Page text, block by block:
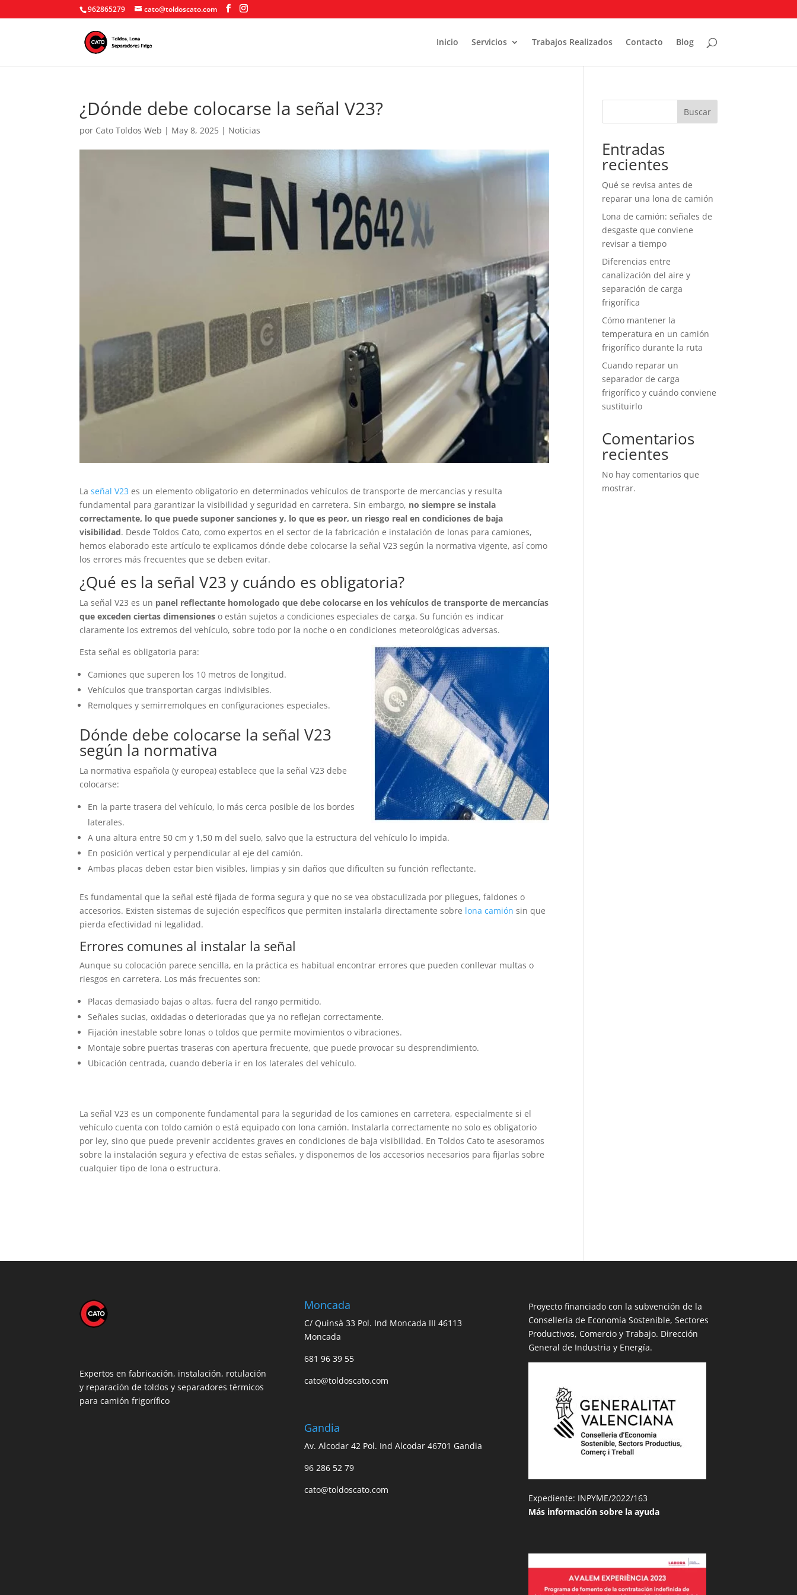
962865279 cato@toldoscato.com
Inicio Servicios Trabajos Realizados Contacto Blog
¿Dónde debe colocarse la señal V23?
por Cato Toldos Web | May 8, 2025 | Noticias
Laseñal V23 es un elemento obligatorio en determinados vehículos de transporte de mercancías y resulta
fundamental para garantizar la visibilidad y seguridad en carretera. Sin embargo, no siempre se instala
correctamente, lo que puede suponer sanciones y, lo que es peor, un riesgo real en condiciones de baja
visibilidad. Desde Toldos Cato, como expertos en el sector de la fabricación e instalación de lonas para camiones,
hemos elaborado este artículo te explicamos dónde debe colocarse la señal V23 según la normativa vigente, así como
los errores más frecuentes que se deben evitar.
¿Qué es la señal V23 y cuándo es obligatoria?
La señal V23 es un panel reflectante homologado que debe colocarse en los vehículos de transporte de mercancías
que exceden ciertas dimensiones o están sujetos a condiciones especiales de carga. Su función es indicar
claramente los extremos del vehículo, sobre todo por la noche o en condiciones meteorológicas adversas.
Esta señal es obligatoria para:
Camiones que superen los 10 metros de longitud.
Vehículos que transportan cargas indivisibles.
Remolques y semirremolques en configuraciones especiales.
Dónde debe colocarse la señal V23
según la normativa
La normativa española (y europea) establece que la señal V23 debe
colocarse:
En la parte trasera del vehículo, lo más cerca posible de los bordes
laterales.
A una altura entre 50 cm y 1,50 m del suelo, salvo que la estructura del vehículo lo impida.
En posición vertical y perpendicular al eje del camión.
Ambas placas deben estar bien visibles, limpias y sin daños que dificulten su función reflectante.
Es fundamental que la señal esté fijada de forma segura y que no se vea obstaculizada por pliegues, faldones o
accesorios. Existen sistemas de sujeción específicos que permiten instalarla directamente sobre lona camión sin que
pierda efectividad ni legalidad.
Errores comunes al instalar la señal
Aunque su colocación parece sencilla, en la práctica es habitual encontrar errores que pueden conllevar multas o
riesgos en carretera. Los más frecuentes son:
Placas demasiado bajas o altas, fuera del rango permitido.
Señales sucias, oxidadas o deterioradas que ya no reflejan correctamente.
Fijación inestable sobre lonas o toldos que permite movimientos o vibraciones.
Montaje sobre puertas traseras con apertura frecuente, que puede provocar su desprendimiento.
Ubicación centrada, cuando debería ir en los laterales del vehículo.
La señal V23 es un componente fundamental para la seguridad de los camiones en carretera, especialmente si el
vehículo cuenta con toldo camión o está equipado con lona camión. Instalarla correctamente no solo es obligatorio
por ley, sino que puede prevenir accidentes graves en condiciones de baja visibilidad. En Toldos Cato te asesoramos
sobre la instalación segura y efectiva de estas señales, y disponemos de los accesorios necesarios para fijarlas sobre
cualquier tipo de lona o estructura.
Buscar
Entradas
recientes
Qué se revisa antes de
reparar una lona de camión
Lona de camión: señales de
desgaste que conviene
revisar a tiempo
Diferencias entre
canalización del aire y
separación de carga
frigorífica
Cómo mantener la
temperatura en un camión
frigorífico durante la ruta
Cuando reparar un
separador de carga
frigorífico y cuándo conviene
sustituirlo
Comentarios
recientes
No hay comentarios que
mostrar.
Expertos en fabricación, instalación, rotulación
y reparación de toldos y separadores térmicos
para camión frigorífico
Moncada
C/ Quinsà 33 Pol. Ind Moncada III 46113
Moncada
681 96 39 55
cato@toldoscato.com
Gandia
Av. Alcodar 42 Pol. Ind Alcodar 46701 Gandia
96 286 52 79
cato@toldoscato.com
Proyecto financiado con la subvención de la
Conselleria de Economía Sostenible, Sectores
Productivos, Comercio y Trabajo. Dirección
General de Industria y Energía.
Expediente: INPYME/2022/163
Más información sobre la ayuda